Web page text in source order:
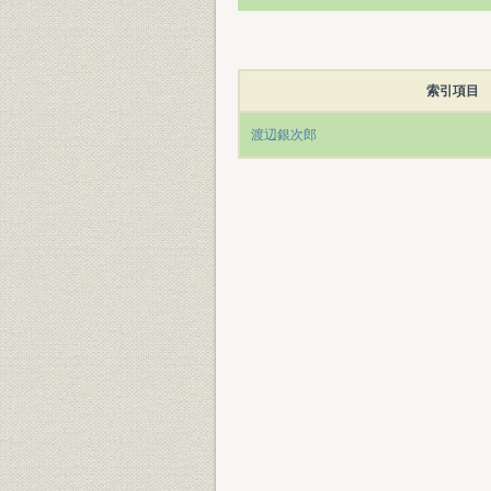
索引項目
渡辺銀次郎